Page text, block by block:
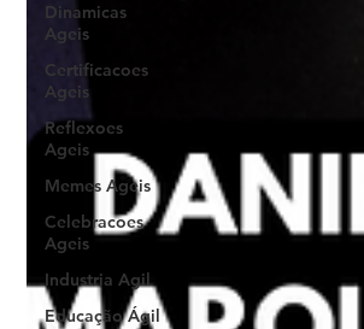
Dinamicas
Ageis
Certificacoes
Ageis
Reflexoes
Ageis
Memes Ageis
Celebracoes
Ageis
Industria Agil
Educação Ágil